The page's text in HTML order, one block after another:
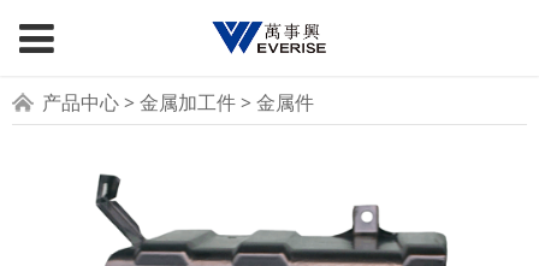
金属件
产品中心> 金属加工件> 金属件